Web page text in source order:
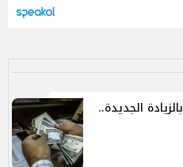
موعد صرف مرتبات يوليو 2026 بالزيادة الجديدة..